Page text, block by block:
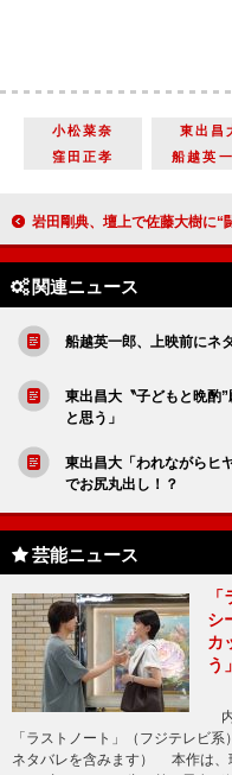
小松菜奈 東出昌
窪田正孝
船越英
岩田剛典、壇上で佐藤大樹に“闘魂注入” 先輩ＡＫＩＲＡに「むちゃ振りにも程があ
関連ニュース
船越英一郎、上映前にネ
東出昌大〝子どもと晩酌
と思う」
東出昌大「われながらヒ
でお尻丸出し！？
芸能ニュース
シ
カ
う」
「ラストノート」（フジテレビ
ネタバレを含みます） 本作は、